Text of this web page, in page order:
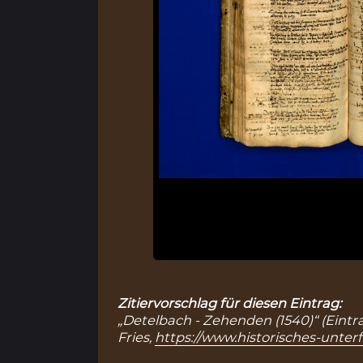
Zitiervorschlag für diesen Eintrag:
„Detelbach - Zehenden (1540)“
Fries, https://www.historisches-